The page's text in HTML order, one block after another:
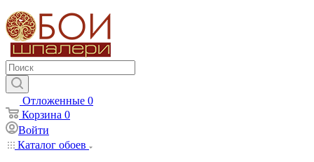
Отложенные 0
Корзина 0
Войти
Каталог обоев